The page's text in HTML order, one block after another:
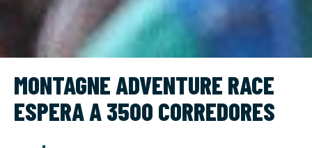
MONTAGNE ADVENTURE RACE
ESPERA A 3500 CORREDORES